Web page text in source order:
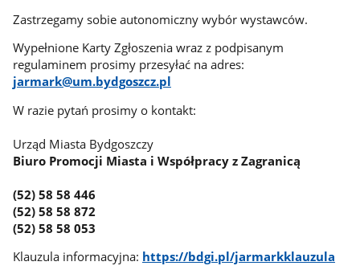
Zastrzegamy sobie autonomiczny wybór wystawców.
Wypełnione Karty Zgłoszenia wraz z podpisanym
regulaminem prosimy przesyłać na adres:
jarmark@um.bydgoszcz.pl
W razie pytań prosimy o kontakt:
Urząd Miasta Bydgoszczy
Biuro Promocji Miasta i Współpracy z Zagranicą
(52) 58 58 446
(52) 58 58 872
(52) 58 58 053
Klauzula informacyjna: https://bdgi.pl/jarmarkklauzula